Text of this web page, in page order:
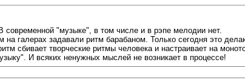
"музыке", в том числе и в рэпе мелодии нет.
на галерах задавали ритм барабаном. Только сегодня это
сбивает творческие ритмы человека и настраивает на
И всяких ненужных мыслей не возникает в процессе!